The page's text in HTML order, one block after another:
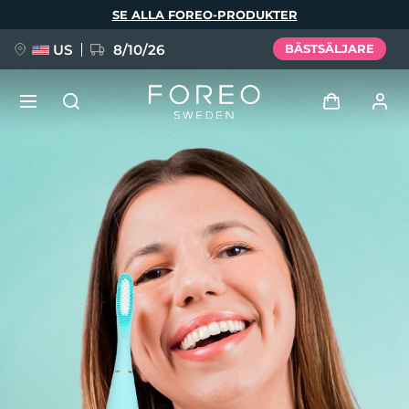
SE ALLA FOREO-PRODUKTER
US 8/10/26 BÄSTSÄLJARE
Användarprofil
Mina enheter
Mina beställningar
Mina adresser
Mina prenumerationer
FAQ™ Pure Beauty-Tech Elixir
BREAKING NEWS
issa™ Teeth Whitening Set
Deutsch
Español
Français
Italiano
Português
Svenska
Русский
简体中文 繁體中文